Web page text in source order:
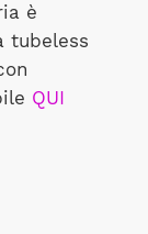
è
tubeless
QUI